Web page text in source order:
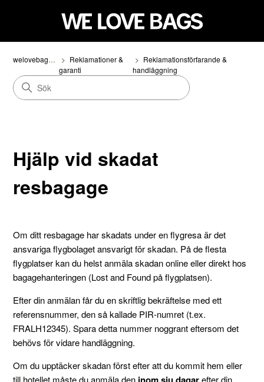
welovebags.com
Reklamationer &
garanti
Reklamationsförfarande &
handläggning
Hjälp vid skadat
resbagage
Om ditt resbagage har skadats under en flygresa är det
ansvariga flygbolaget ansvarigt för skadan. På de flesta
flygplatser kan du helst anmäla skadan online eller direkt hos
bagagehanteringen (Lost and Found på flygplatsen).
Efter din anmälan får du en skriftlig bekräftelse med ett
referensnummer, den så kallade PIR-numret (t.ex.
FRALH12345). Spara detta nummer noggrant eftersom det
behövs för vidare handläggning.
Om du upptäcker skadan först efter att du kommit hem eller